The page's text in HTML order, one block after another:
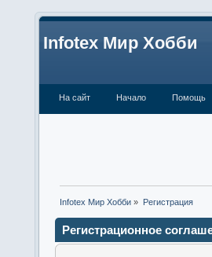
Infotex Мир Хобби
На сайт Начало Помощь
Infotex Мир Хобби » Регистрация
Регистрационное